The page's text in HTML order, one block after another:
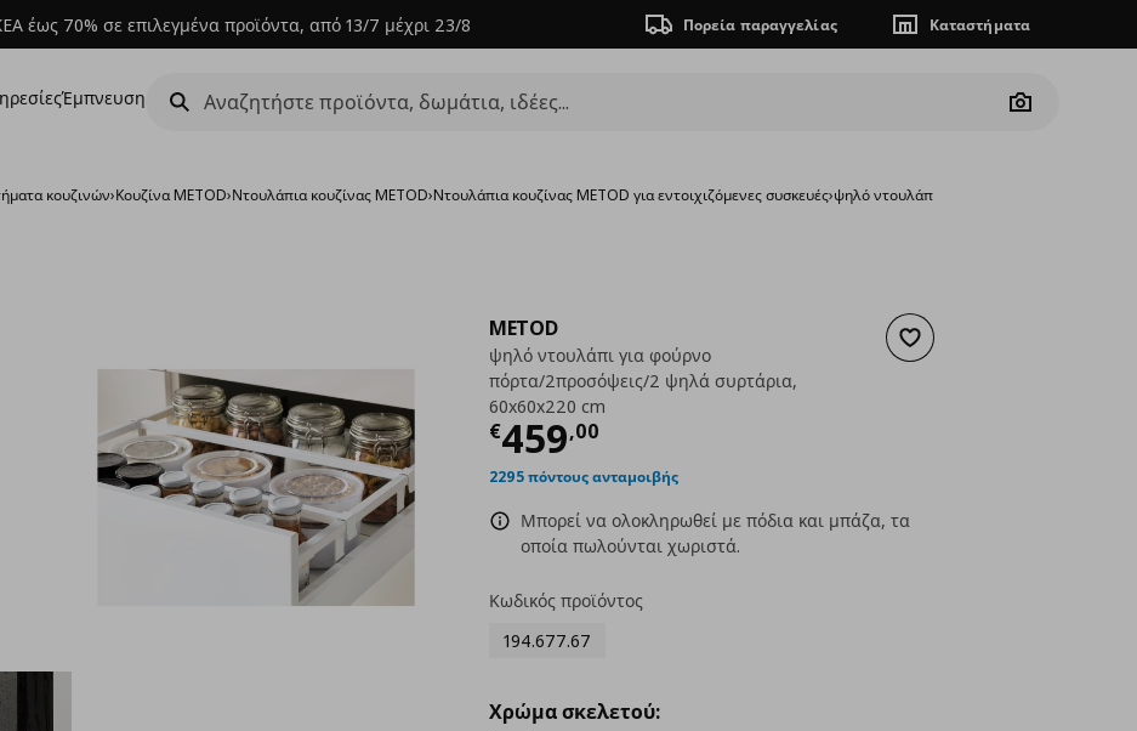
έως 70% σε επιλεγμένα προϊόντα, από 13/7 μέχρι 23/8 Πορεία παραγγελίας Καταστήματα
Έμπνευση
Camera
κουζινών›Κουζίνα METOD›Ντουλάπια κουζίνας METOD›Nτουλάπια κουζίνας METOD για εντοιχιζόμενες συσκευές›ψηλό ντουλάπι για φούρνο πόρτα/
Προσθήκη στα αγαπημένα
METOD
ψηλό ντουλάπι για φούρνο
πόρτα/2προσόψεις/2 ψηλά συρτάρια,
60x60x220 cm
€459,00
Τρέχουσα τιμή
2295 πόντους ανταμοιβής
Μπορεί να ολοκληρωθεί με πόδια και μπάζα, τα
οποία πωλούνται χωριστά.
Κωδικός προϊόντος
194.677.67
Χρώμα σκελετού: